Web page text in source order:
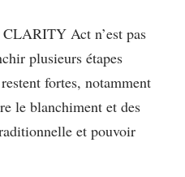
Act n’est pas
plusieurs étapes
fortes, notamment
le blanchiment et des
et pouvoir